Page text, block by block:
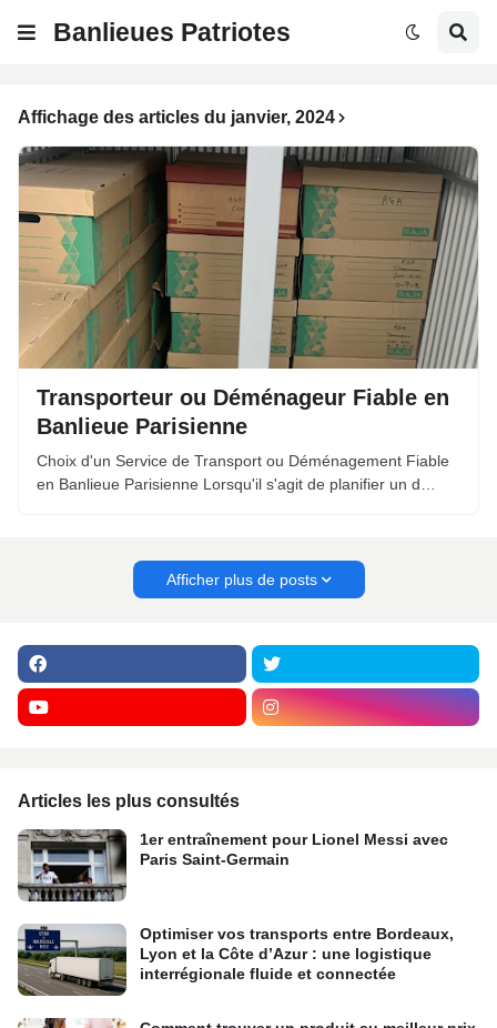
Banlieues Patriotes
Affichage des articles du janvier, 2024
Transporteur ou Déménageur Fiable en
Banlieue Parisienne
Choix d'un Service de Transport ou Déménagement Fiable
en Banlieue Parisienne Lorsqu'il s'agit de planifier un d…
Afficher plus de posts
Articles les plus consultés
1er entraînement pour Lionel Messi avec
Paris Saint-Germain
Optimiser vos transports entre Bordeaux,
Lyon et la Côte d’Azur : une logistique
interrégionale fluide et connectée